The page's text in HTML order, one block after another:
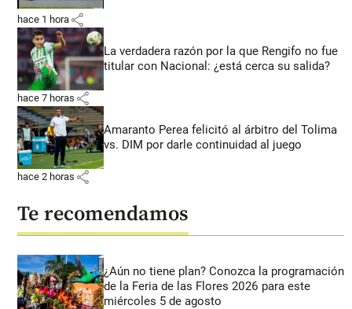
hace 1 hora share
La verdadera razón por la que Rengifo no fue
titular con Nacional: ¿está cerca su salida?
hace 7 horas share
Amaranto Perea felicitó al árbitro del Tolima
vs. DIM por darle continuidad al juego
hace 2 horas share
Te recomendamos
¿Aún no tiene plan? Conozca la programación
de la Feria de las Flores 2026 para este
miércoles 5 de agosto